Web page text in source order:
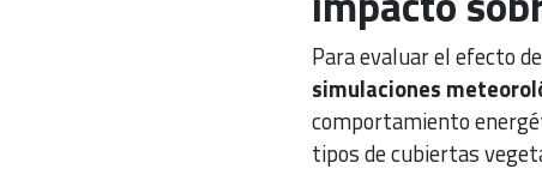
Para evaluar el efecto
simulaciones
comportamiento
tipos de cubiertas